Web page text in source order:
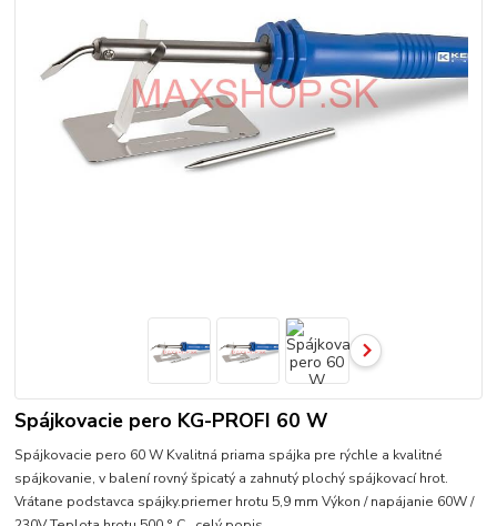
Spájkovacie pero KG-PROFI 60 W
Spájkovacie pero 60 W Kvalitná priama spájka pre rýchle a kvalitné
spájkovanie, v balení rovný špicatý a zahnutý plochý spájkovací hrot.
Vrátane podstavca spájky.priemer hrotu 5,9 mm Výkon / napájanie 60W /